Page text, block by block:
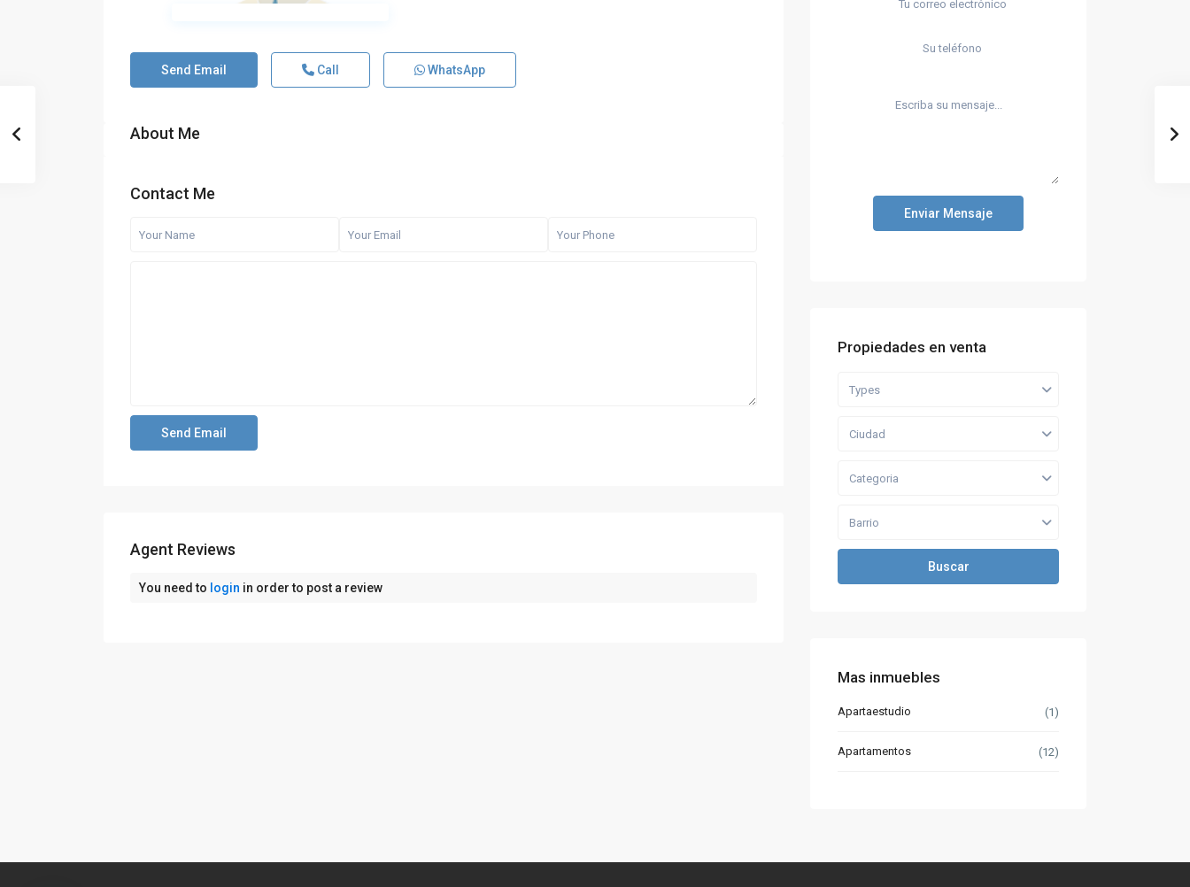
Send Email Call WhatsApp
About Me
Contact Me
Agent Reviews
You need to login in order to post a review
Enviar Mensaje
Propiedades en venta
Types
Ciudad
Categoria
Barrio
Buscar
Mas inmuebles
Apartaestudio (1)
Apartamentos (12)